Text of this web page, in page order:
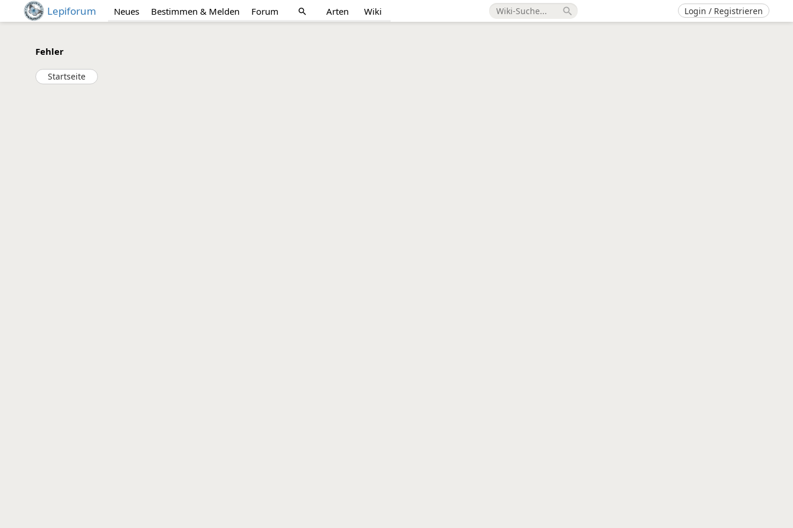
Lepiforum Neues Bestimmen & Melden Forum search Arten Wiki search Login / Registrieren
Fehler
Startseite